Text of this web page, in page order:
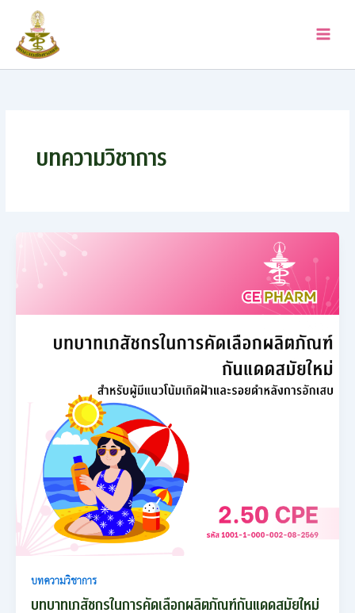
content
บทความวิชาการ
บทความวิชาการ
บทบาทเภสัชกรในการคัดเลือกผลิตภัณฑ์กันแดดสมัยใหม่